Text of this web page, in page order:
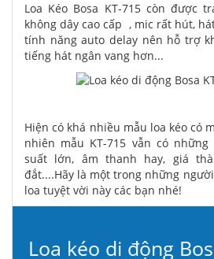
Loa Kéo Bosa KT-715 còn được
không dây cao cấp , mic rất hút,
tính năng auto delay nên hỗ trợ
tiếng hát ngân vang hơn...
Hiện có khá nhiều mẫu loa kéo có
nhiên mẫu KT-715 vẫn có
suất lớn, âm thanh hay, giá
đắt....Hãy là một trong những
loa tuyệt vời này các bạn nhé!
Loa kéo di động